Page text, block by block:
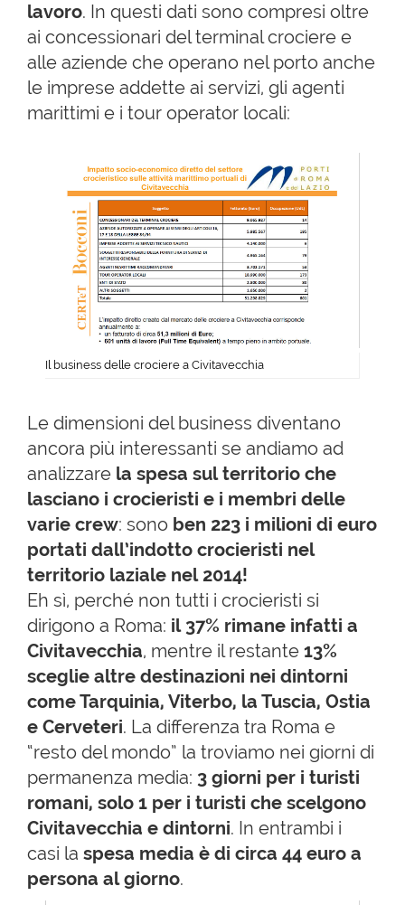
lavoro. In questi dati sono compresi oltre
ai concessionari del terminal crociere e
alle aziende che operano nel porto anche
le imprese addette ai servizi, gli agenti
marittimi e i tour operator locali:
Il business delle crociere a Civitavecchia
Le dimensioni del business diventano
ancora più interessanti se andiamo ad
analizzare la spesa sul territorio che
lasciano i crocieristi e i membri delle
varie crew: sono ben 223 i milioni di euro
portati dall’indotto crocieristi nel
territorio laziale nel 2014!
Eh sì, perché non tutti i crocieristi si
dirigono a Roma: il 37% rimane infatti a
Civitavecchia, mentre il restante 13%
sceglie altre destinazioni nei dintorni
come Tarquinia, Viterbo, la Tuscia, Ostia
e Cerveteri. La differenza tra Roma e
“resto del mondo” la troviamo nei giorni di
permanenza media: 3 giorni per i turisti
romani, solo 1 per i turisti che scelgono
Civitavecchia e dintorni. In entrambi i
casi la spesa media è di circa 44 euro a
persona al giorno.